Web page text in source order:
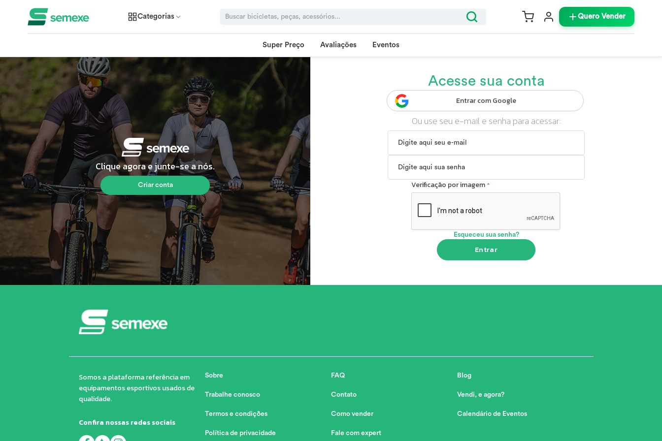
Categorias Quero Vender
Super Preço Avaliações Eventos
Clique agora e junte-se a nós.
Criar conta
Acesse sua conta
Entrar com Google
Ou use seu e-mail e senha para acessar:
Verificação por imagem
Esqueceu sua senha?
Entrar
Somos a plataforma referência em
equipamentos esportivos usados de
qualidade.
Confira nossas redes sociais
Sobre
Trabalhe conosco
Termos e condições
Política de privacidade
FAQ
Contato
Como vender
Fale com expert
Blog
Vendi, e agora?
Calendário de Eventos